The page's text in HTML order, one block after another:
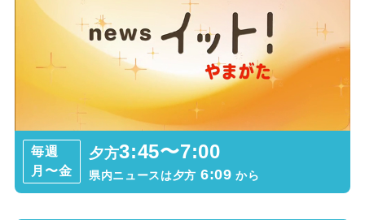
毎週
月〜金
夕方3:45〜7:00
県内ニュースは夕方 6:09 から